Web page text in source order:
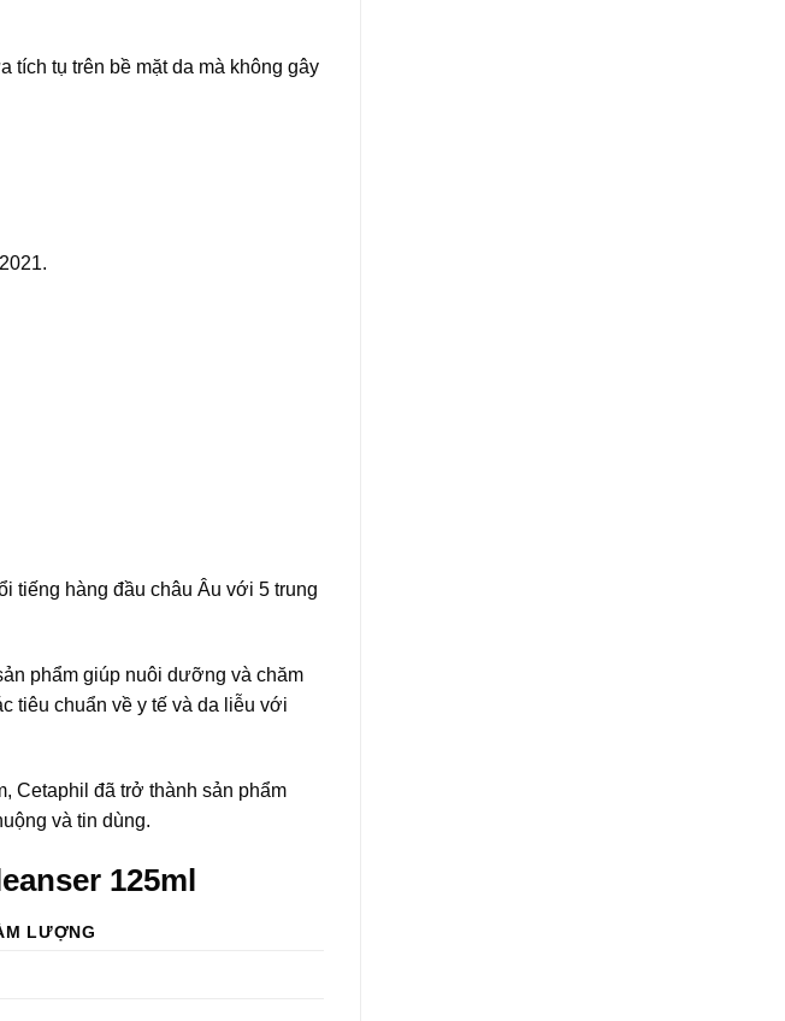
tích tụ trên bề mặt da mà không gây
tiếng hàng đầu châu Âu với 5 trung
phẩm giúp nuôi dưỡng và chăm
tiêu chuẩn về y tế và da liễu với
Cetaphil đã trở thành sản phẩm
và tin dùng.
125ml
LƯỢNG